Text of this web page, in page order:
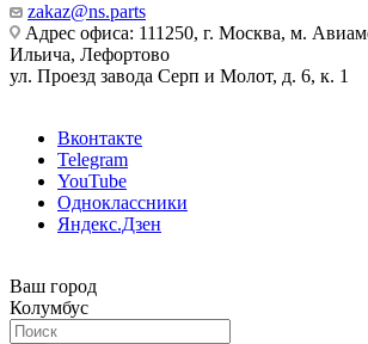
zakaz@ns.parts
Адрес офиса: 111250, г. Москва, м.
Ильича, Лефортово
ул. Проезд завода Серп и Молот, д. 6, к. 1
Вконтакте
Telegram
YouTube
Одноклассники
Яндекс.Дзен
Ваш город
Колумбус